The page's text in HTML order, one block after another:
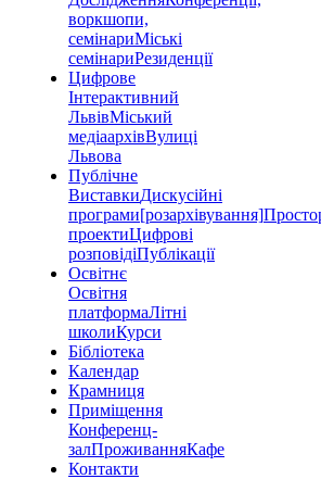
воркшопи,
семінариМіські
семінариРезиденції
Цифрове
Інтерактивний
ЛьвівМіський
медіаархівВулиці
Львова
Публічне
ВиставкиДискусійні
програми[розархівування]
проектиЦифрові
розповідіПублікації
Освітнє
Освітня
платформаЛітні
школиКурси
Бібліотека
Календар
Крамниця
Приміщення
Конференц-
залПроживанняКафе
Контакти